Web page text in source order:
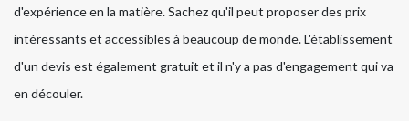
d'expérience en la matière. Sachez qu'il peut proposer des prix
intéressants et accessibles à beaucoup de monde. L'établissement
d'un devis est également gratuit et il n'y a pas d'engagement qui va
en découler.